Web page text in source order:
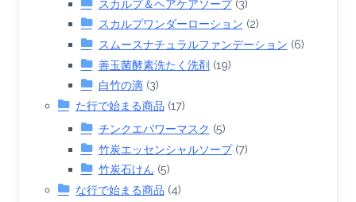
スカルプ＆ヘアケアソープ(3)
スカルプワンダーローション (2)
スムースナチュラルファンデーション (6)
善玉菌酵素洗たく洗剤(19)
白竹の滴(3)
た行で始まる商品 (17)
チンクエパワーマスク (5)
竹炭エッセンシャルソープ(7)
竹炭石けん (5)
な行で始まる商品 (4)